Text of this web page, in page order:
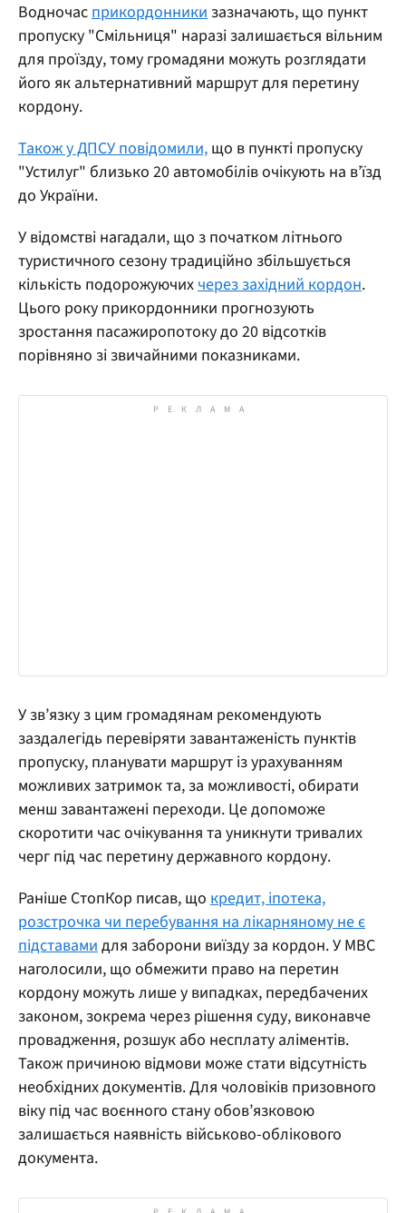
Водночасприкордонники зазначають, що пункт
пропуску "Смільниця" наразі залишається вільним
для проїзду, тому громадяни можуть розглядати
його як альтернативний маршрут для перетину
кордону.
Також у ДПСУ повідомили, що в пункті пропуску
"Устилуг" близько 20 автомобілів очікують на в’їзд
до України.
У відомстві нагадали, що з початком літнього
туристичного сезону традиційно збільшується
кількість подорожуючихчерез західний кордон.
Цього року прикордонники прогнозують
зростання пасажиропотоку до 20 відсотків
порівняно зі звичайними показниками.
У зв’язку з цим громадянам рекомендують
заздалегідь перевіряти завантаженість пунктів
пропуску, планувати маршрут із урахуванням
можливих затримок та, за можливості, обирати
менш завантажені переходи. Це допоможе
скоротити час очікування та уникнути тривалих
черг під час перетину державного кордону.
Раніше СтопКор писав, що кредит, іпотека,
розстрочка чи перебування на лікарняному не є
підставамидля заборони виїзду за кордон. У МВС
наголосили, що обмежити право на перетин
кордону можуть лише у випадках, передбачених
законом, зокрема через рішення суду, виконавче
провадження, розшук або несплату аліментів.
Також причиною відмови може стати відсутність
необхідних документів. Для чоловіків призовного
віку під час воєнного стану обов’язковою
залишається наявність військово-облікового
документа.